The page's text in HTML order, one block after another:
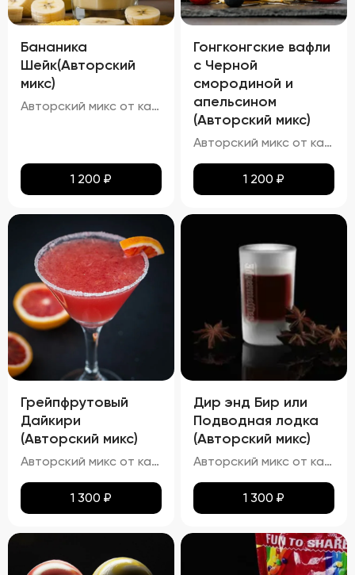
Бананика
Шейк(Авторский
микс)
Авторский микс от кальянных мастеров - Это идеальный баланс нежного аромата спелой клубники и кремовой мякоти зрелых бананов
1 200 ₽
Гонгконгские вафли
с Черной
смородиной и
апельсином
(Авторский микс)
Авторский микс от каленных мастеров - Известный Вафельный бисквит со вкусом апельсина и ягодкой чёрной смородины
1 200 ₽
Грейпфрутовый
Дайкири
(Авторский микс)
Авторский микс от кальянных мастеров - Авторский Твист наших резидентов, В основе свежевыжатый сок сицилийского грейпфрута ,в дополнение ему карибский белый ром настоенный на цедре ультра-кислого лимона и банановый мякоти
1 300 ₽
Дир энд Бир или
Подводная лодка
(Авторский микс)
Авторский микс от кальянных мастеров-"Подводная лодка Согласно легенде этот коктейль появился в Финляндии. Скандинавы первыми решились смешать Егермейстер с пивом (светлым или темным). Название символизирует глубокое погружение после нескольких порций принятого «на грудь» коктейля. По степени воздействия похож на русского «Ерша». В Америке напиток называют «Deer & Beer»
1 300 ₽